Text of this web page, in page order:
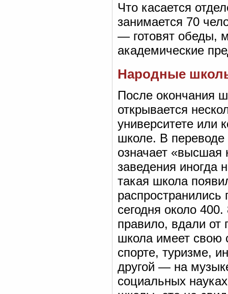
Что касается
занимается 70
— готовят обеды,
академические
Народные
После окончания
открывается
университете или
школе. В переводе
означает «высшая
заведения
такая школа
распространились
сегодня около
правило, вдали от
школа имеет свою
спорте, туризме,
другой — на
социальных